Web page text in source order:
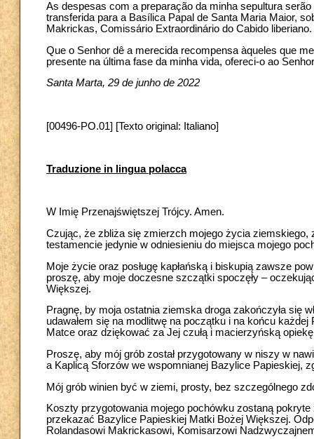
As despesas com a preparação da minha sepultura
transferida para a Basílica Papal de Santa Maria Maior,
Makrickas, Comissário Extraordinário do Cabido liberiano.
Que o Senhor dê a merecida recompensa àqueles que
presente na última fase da minha vida, ofereci-o ao
Santa Marta, 29 de junho de 2022
[00496-PO.01] [Texto original: Italiano]
Traduzione in lingua polacca
W Imię Przenajświętszej Trójcy. Amen.
Czując, że zbliża się zmierzch mojego życia
testamencie jedynie w odniesieniu do miejsca mojego
Moje życie oraz posługę kapłańską i biskupią zawsze
proszę, aby moje doczesne szczątki spoczęły –
Większej.
Pragnę, by moja ostatnia ziemska droga zakończyła się
udawałem się na modlitwę na początku i na końcu
Matce oraz dziękować za Jej czułą i macierzyńską
Proszę, aby mój grób został przygotowany w niszy w
a Kaplicą Sforzów we wspomnianej Bazylice Papieskiej,
Mój grób winien być w ziemi, prosty, bez szczególnego
Koszty przygotowania mojego pochówku zostaną
przekazać Bazylice Papieskiej Matki Bożej Większej.
Rolandasowi Makrickasowi, Komisarzowi